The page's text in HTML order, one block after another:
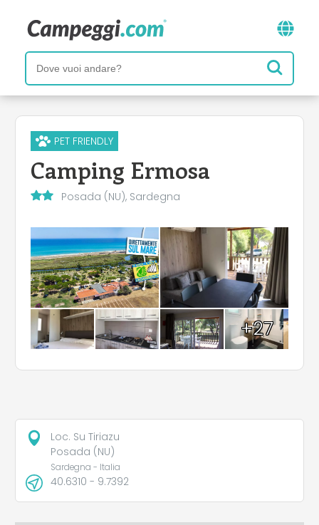
PET FRIENDLY
Camping Ermosa
Posada (NU), Sardegna
+27
Loc. Su Tiriazu
Posada (NU)
Sardegna - Italia
40.6310 - 9.7392